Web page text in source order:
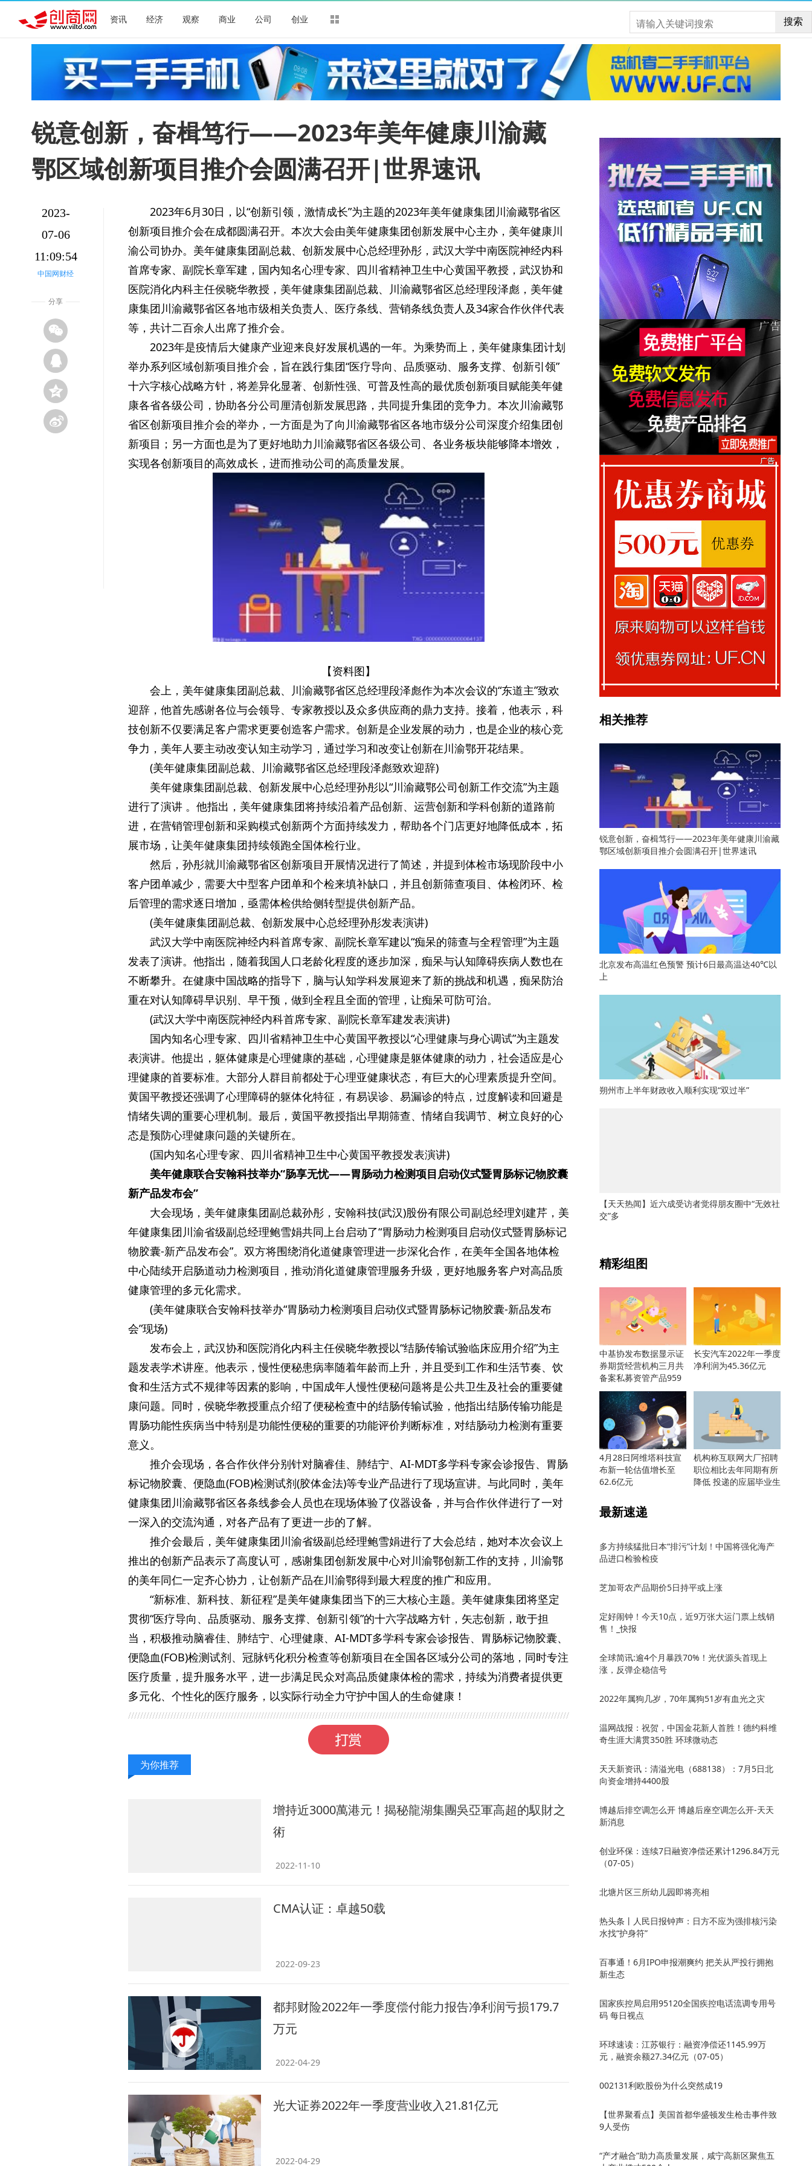
资讯 经济 观察 商业 公司 创业 搜索
锐意创新，奋楫笃行——2023年美年健康川渝藏
鄂区域创新项目推介会圆满召开|世界速讯
2023-
07-06
11:09:54
中国网财经
分享
2023年6月30日，以“创新引领，激情成长”为主题的2023年美年健康集团川渝藏鄂省区
创新项目推介会在成都圆满召开。本次大会由美年健康集团创新发展中心主办，美年健康川
渝公司协办。美年健康集团副总裁、创新发展中心总经理孙彤，武汉大学中南医院神经内科
首席专家、副院长章军建，国内知名心理专家、四川省精神卫生中心黄国平教授，武汉协和
医院消化内科主任侯晓华教授，美年健康集团副总裁、川渝藏鄂省区总经理段泽彪，美年健
康集团川渝藏鄂省区各地市级相关负责人、医疗条线、营销条线负责人及34家合作伙伴代表
等，共计二百余人出席了推介会。
2023年是疫情后大健康产业迎来良好发展机遇的一年。为乘势而上，美年健康集团计划
举办系列区域创新项目推介会，旨在践行集团“医疗导向、品质驱动、服务支撑、创新引领”
十六字核心战略方针，将差异化显著、创新性强、可普及性高的最优质创新项目赋能美年健
康各省各级公司，协助各分公司厘清创新发展思路，共同提升集团的竞争力。本次川渝藏鄂
省区创新项目推介会的举办，一方面是为了向川渝藏鄂省区各地市级分公司深度介绍集团创
新项目；另一方面也是为了更好地助力川渝藏鄂省区各级公司、各业务板块能够降本增效，
实现各创新项目的高效成长，进而推动公司的高质量发展。
【资料图】
会上，美年健康集团副总裁、川渝藏鄂省区总经理段泽彪作为本次会议的“东道主”致欢
迎辞，他首先感谢各位与会领导、专家教授以及众多供应商的鼎力支持。接着，他表示，科
技创新不仅要满足客户需求更要创造客户需求。创新是企业发展的动力，也是企业的核心竞
争力，美年人要主动改变认知主动学习，通过学习和改变让创新在川渝鄂开花结果。
(美年健康集团副总裁、川渝藏鄂省区总经理段泽彪致欢迎辞)
美年健康集团副总裁、创新发展中心总经理孙彤以“川渝藏鄂公司创新工作交流”为主题
进行了演讲 。他指出，美年健康集团将持续沿着产品创新、运营创新和学科创新的道路前
进，在营销管理创新和采购模式创新两个方面持续发力，帮助各个门店更好地降低成本，拓
展市场，让美年健康集团持续领跑全国体检行业。
然后，孙彤就川渝藏鄂省区创新项目开展情况进行了简述，并提到体检市场现阶段中小
客户团单减少，需要大中型客户团单和个检来填补缺口，并且创新筛查项目、体检闭环、检
后管理的需求逐日增加，亟需体检供给侧转型提供创新产品。
(美年健康集团副总裁、创新发展中心总经理孙彤发表演讲)
武汉大学中南医院神经内科首席专家、副院长章军建以“痴呆的筛查与全程管理”为主题
发表了演讲。他指出，随着我国人口老龄化程度的逐步加深，痴呆与认知障碍疾病人数也在
不断攀升。在健康中国战略的指导下，脑与认知学科发展迎来了新的挑战和机遇，痴呆防治
重在对认知障碍早识别、早干预，做到全程且全面的管理，让痴呆可防可治。
(武汉大学中南医院神经内科首席专家、副院长章军建发表演讲)
国内知名心理专家、四川省精神卫生中心黄国平教授以“心理健康与身心调试”为主题发
表演讲。他提出，躯体健康是心理健康的基础，心理健康是躯体健康的动力，社会适应是心
理健康的首要标准。大部分人群目前都处于心理亚健康状态，有巨大的心理素质提升空间。
黄国平教授还强调了心理障碍的躯体化特征，有易误诊、易漏诊的特点，过度解读和回避是
情绪失调的重要心理机制。最后，黄国平教授指出早期筛查、情绪自我调节、树立良好的心
态是预防心理健康问题的关键所在。
(国内知名心理专家、四川省精神卫生中心黄国平教授发表演讲)
美年健康联合安翰科技举办“肠享无忧——胃肠动力检测项目启动仪式暨胃肠标记物胶囊
新产品发布会”
大会现场，美年健康集团副总裁孙彤，安翰科技(武汉)股份有限公司副总经理刘建芹，美
年健康集团川渝省级副总经理鲍雪娟共同上台启动了“胃肠动力检测项目启动仪式暨胃肠标记
物胶囊-新产品发布会”。双方将围绕消化道健康管理进一步深化合作，在美年全国各地体检
中心陆续开启肠道动力检测项目，推动消化道健康管理服务升级，更好地服务客户对高品质
健康管理的多元化需求。
(美年健康联合安翰科技举办“胃肠动力检测项目启动仪式暨胃肠标记物胶囊-新品发布
会”现场)
发布会上，武汉协和医院消化内科主任侯晓华教授以“结肠传输试验临床应用介绍”为主
题发表学术讲座。他表示，慢性便秘患病率随着年龄而上升，并且受到工作和生活节奏、饮
食和生活方式不规律等因素的影响，中国成年人慢性便秘问题将是公共卫生及社会的重要健
康问题。同时，侯晓华教授重点介绍了便秘检查中的结肠传输试验，他指出结肠传输功能是
胃肠功能性疾病当中特别是功能性便秘的重要的功能评价判断标准，对结肠动力检测有重要
意义。
推介会现场，各合作伙伴分别针对脑睿佳、肺结宁、AI-MDT多学科专家会诊报告、胃肠
标记物胶囊、便隐血(FOB)检测试剂(胶体金法)等专业产品进行了现场宣讲。与此同时，美年
健康集团川渝藏鄂省区各条线参会人员也在现场体验了仪器设备，并与合作伙伴进行了一对
一深入的交流沟通，对各产品有了更进一步的了解。
推介会最后，美年健康集团川渝省级副总经理鲍雪娟进行了大会总结，她对本次会议上
推出的创新产品表示了高度认可，感谢集团创新发展中心对川渝鄂创新工作的支持，川渝鄂
的美年同仁一定齐心协力，让创新产品在川渝鄂得到最大程度的推广和应用。
“新标准、新科技、新征程”是美年健康集团当下的三大核心主题。美年健康集团将坚定
贯彻“医疗导向、品质驱动、服务支撑、创新引领”的十六字战略方针，矢志创新，敢于担
当，积极推动脑睿佳、肺结宁、心理健康、AI-MDT多学科专家会诊报告、胃肠标记物胶囊、
便隐血(FOB)检测试剂、冠脉钙化积分检查等创新项目在全国各区域分公司的落地，同时专注
医疗质量，提升服务水平，进一步满足民众对高品质健康体检的需求，持续为消费者提供更
多元化、个性化的医疗服务，以实际行动全力守护中国人的生命健康！
为你推荐
增持近3000萬港元！揭秘龍湖集團吳亞軍高超的馭財之
術
2022-11-10
CMA认证：卓越50载
2022-09-23
都邦财险2022年一季度偿付能力报告净利润亏损179.7
万元
2022-04-29
光大证券2022年一季度营业收入21.81亿元
2022-04-29
相关推荐
锐意创新，奋楫笃行——2023年美年健康川渝藏
鄂区域创新项目推介会圆满召开|世界速讯
北京发布高温红色预警 预计6日最高温达40℃以
上
朔州市上半年财政收入顺利实现“双过半”
【天天热闻】近六成受访者觉得朋友圈中“无效社
交”多
精彩组图
中基协发布数据显示证
券期货经营机构三月共
备案私募资管产品959
只
长安汽车2022年一季度
净利润为45.36亿元
4月28日阿维塔科技宣
布新一轮估值增长至
62.6亿元
机构称互联网大厂招聘
职位相比去年同期有所
降低 投递的应届毕业生
最新速递
多方持续猛批日本“排污”计划！中国将强化海产
品进口检验检疫
芝加哥农产品期价5日持平或上涨
定好闹钟！今天10点，近9万张大运门票上线销
售！_快报
全球简讯:逾4个月暴跌70%！光伏源头首现上
涨，反弹企稳信号
2022年属狗几岁，70年属狗51岁有血光之灾
温网战报：祝贺，中国金花新人首胜！德约科维
奇生涯大满贯350胜 环球微动态
天天新资讯：清溢光电（688138）：7月5日北
向资金增持4400股
博越后排空调怎么开 博越后座空调怎么开-天天
新消息
创业环保：连续7日融资净偿还累计1296.84万元
（07-05）
北塘片区三所幼儿园即将亮相
热头条丨人民日报钟声：日方不应为强排核污染
水找“护身符”
百事通！6月IPO申报潮爽约 把关从严投行拥抱
新生态
国家疾控局启用95120全国疾控电话流调专用号
码 每日视点
环球速读：江苏银行：融资净偿还1145.99万
元，融资余额27.34亿元（07-05）
002131利欧股份为什么突然成19
【世界聚看点】美国首都华盛顿发生枪击事件致
9人受伤
“产才融合”助力高质量发展，咸宁高新区聚焦五